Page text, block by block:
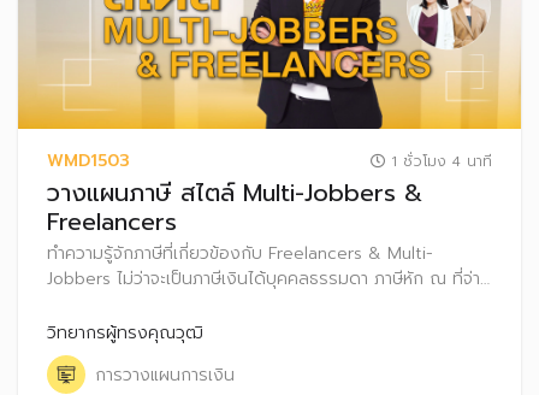
WMD1503 1 ชั่วโมง 4 นาที
วางแผนภาษี สไตล์ Multi-Jobbers &
Freelancers
ทำความรู้จักภาษีที่เกี่ยวข้องกับ Freelancers & Multi-
Jobbers ไม่ว่าจะเป็นภาษีเงินได้บุคคลธรรมดา ภาษีหัก ณ ที่จ่าย
ต้องและเหมาะสม สร้างความมั่งคั่งและมั่นคงให้กับชีวิตในระยะ
ยาว
วิทยากรผู้ทรงคุณวุฒิ
การวางแผนการเงิน